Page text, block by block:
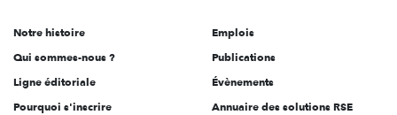
l'engagement
Notre histoire
Qui sommes-nous ?
Ligne éditoriale
Pourquoi s'inscrire
Emplois
Publications
Évènements
Annuaire des solutions RSE